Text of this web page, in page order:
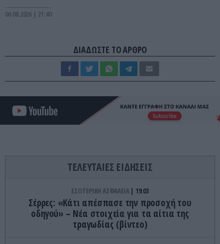
06.08.2026 | 21:40
ΔΙΑΔΩΣΤΕ ΤΟ ΑΡΘΡΟ
ΤΕΛΕΥΤΑΙΕΣ ΕΙΔΗΣΕΙΣ
ΕΣΩΤΕΡΙΚΗ ΑΣΦΑΛΕΙΑ 19:03
Σέρρες: «Κάτι απέσπασε την προσοχή του
οδηγού» – Νέα στοιχεία για τα αίτια της
τραγωδίας (βίντεο)